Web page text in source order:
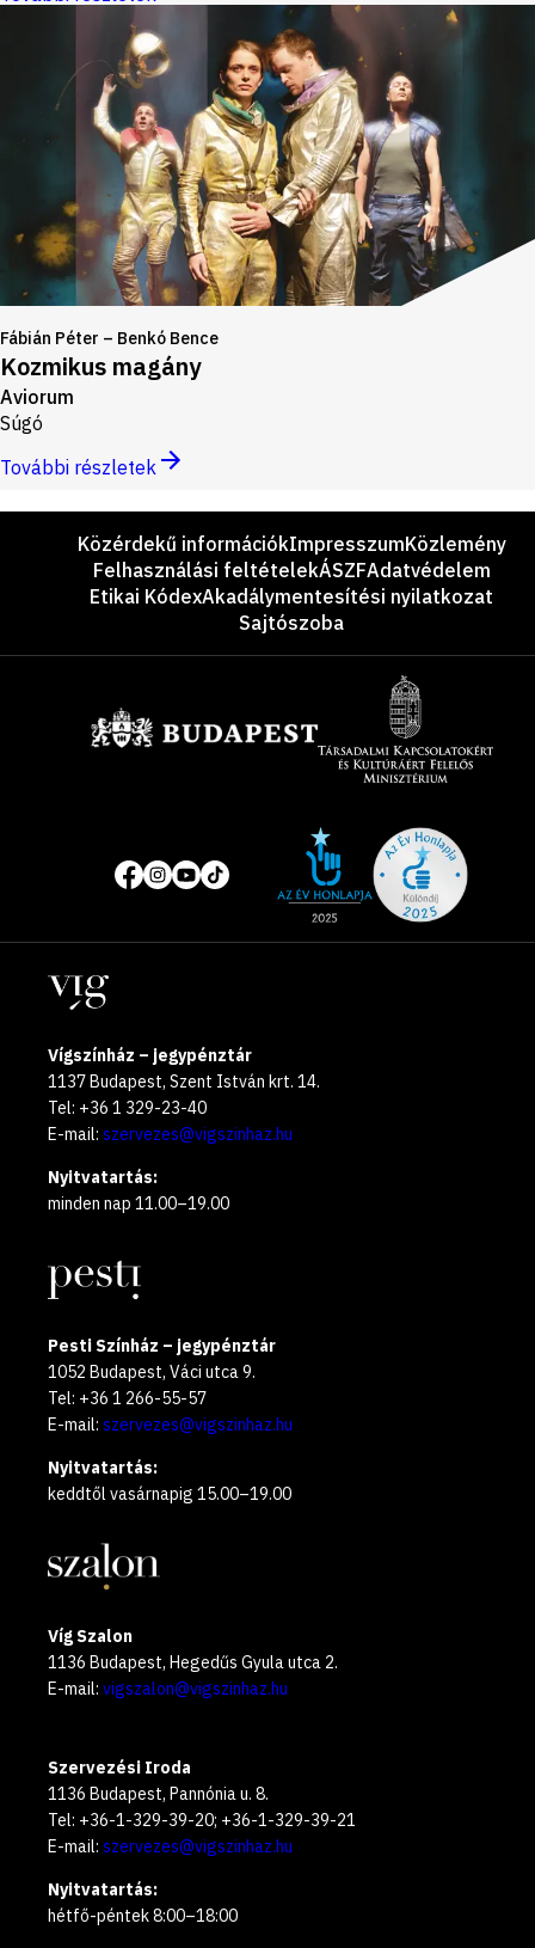
Fábián Péter – Benkó Bence
Kozmikus magány
Aviorum
Súgó
További részletek
LáblécKözérdekű információkImpresszumKözlemény
Felhasználási feltételekÁSZFAdatvédelem
Etikai KódexAkadálymentesítési nyilatkozat
Sajtószoba
Közösségi
média
oldalak
of
year
Helyszínek
Vígszínház – jegypénztár
1137 Budapest, Szent István krt. 14.
Tel: +36 1 329-23-40
E-mail: szervezes@vigszinhaz.hu
Nyitvatartás:
minden nap 11.00–19.00
Pesti Színház – jegypénztár
1052 Budapest, Váci utca 9.
Tel: +36 1 266-55-57
E-mail: szervezes@vigszinhaz.hu
Nyitvatartás:
keddtől vasárnapig 15.00–19.00
Víg Szalon
1136 Budapest, Hegedűs Gyula utca 2.
E-mail: vigszalon@vigszinhaz.hu
Szervezési Iroda
1136 Budapest, Pannónia u. 8.
Tel: +36-1-329-39-20; +36-1-329-39-21
E-mail: szervezes@vigszinhaz.hu
Nyitvatartás:
hétfő-péntek 8:00–18:00